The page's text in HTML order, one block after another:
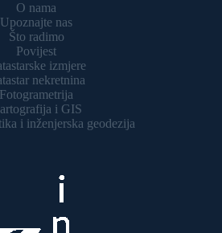
O nama
Upoznajte nas
Što radimo
Povijest
izmjere
nekretnina
Fotogrametrija
i GIS
i inženjerska geodezija